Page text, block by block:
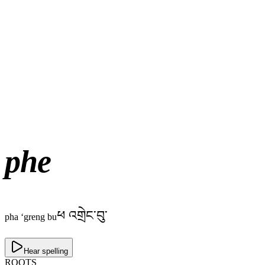
phe
pha ‘greng buཕ འགྲེང་བུ་
Hear spelling
ROOTS